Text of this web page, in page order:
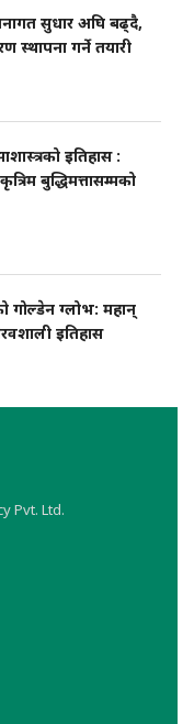
सुधार अघि बढ्दै,
स्थापना गर्ने तयारी
इतिहास :
बुद्धिमत्तासम्मको
गोल्डेन ग्लोभ: महान्
इतिहास
Pvt. Ltd.